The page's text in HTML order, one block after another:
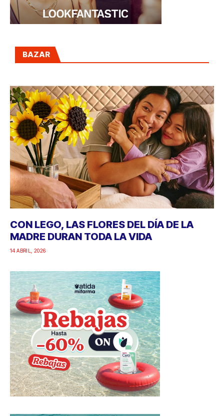
BAZAR
CON LEGO, LAS FLORES DEL DÍA DE LA
MADRE DURAN TODA LA VIDA
14 ABRIL, 2026